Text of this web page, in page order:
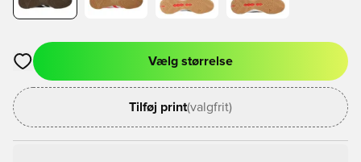
Åbner en Modal til at logge ind eller tilmelde dig som medlem
Vælg størrelse
Tilføj print(valgfrit)